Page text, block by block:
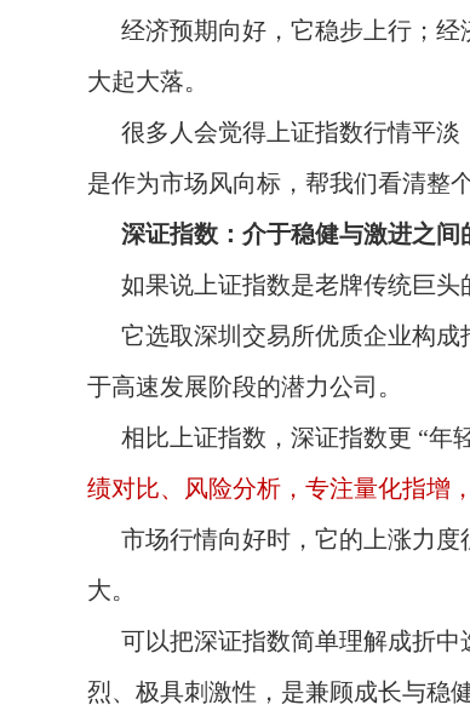
经济预期向好，它稳步上行；
大起大落。
很多人会觉得上证指数行情平
是作为市场风向标，帮我们看清整
深证指数：介于稳健与激进之间
如果说上证指数是老牌传统巨头
它选取深圳交易所优质企业构
于高速发展阶段的潜力公司。
相比上证指数，深证指数更 “年
绩对比、风险分析，专注量化指增，
市场行情向好时，它的上涨力
大。
可以把深证指数简单理解成折
烈、极具刺激性，是兼顾成长与稳